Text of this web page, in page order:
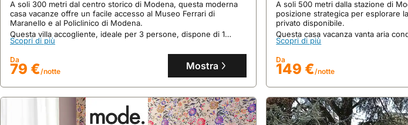
A soli 300 metri dal centro storico di Modena, questa moderna
casa vacanze offre un facile accesso al Museo Ferrari di
Maranello e al Policlinico di Modena.
Questa villa accogliente, ideale per 3 persone, dispone di 1
camera da letto, 1 bagno e una cucina completamente attrezzata,
garantendo un soggiorno confortevole con Wi-Fi gratuito.
Scopri di più
Da
79 €/notte Mostra
A soli 500 metri dalla stazione di
posizione strategica per esplorare
privato disponibile.
Questa casa vacanza vanta aria
attrezzata con frigorifero,
lavastoviglie, oltre a una terrazza
Scopri di più
Da
149 €/notte